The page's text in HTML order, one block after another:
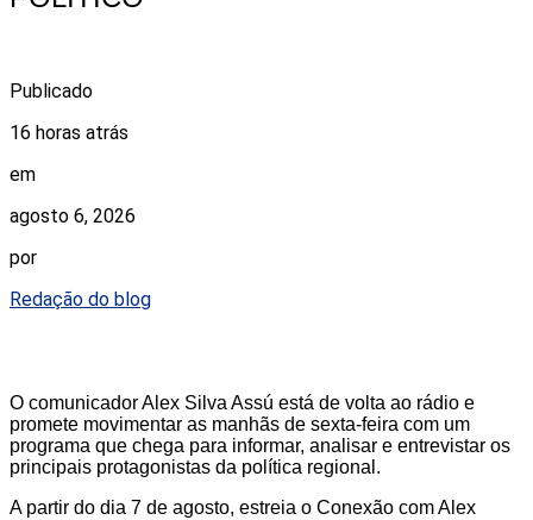
Publicado
16 horas atrás
em
agosto 6, 2026
por
Redação do blog
O comunicador Alex Silva Assú está de volta ao rádio e
promete movimentar as manhãs de sexta-feira com um
programa que chega para informar, analisar e entrevistar os
principais protagonistas da política regional.
A partir do dia 7 de agosto, estreia o Conexão com Alex